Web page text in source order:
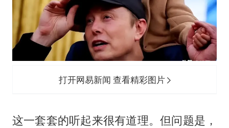
打开网易新闻 查看精彩图片
这一套套的听起来很有道理。但问题是，